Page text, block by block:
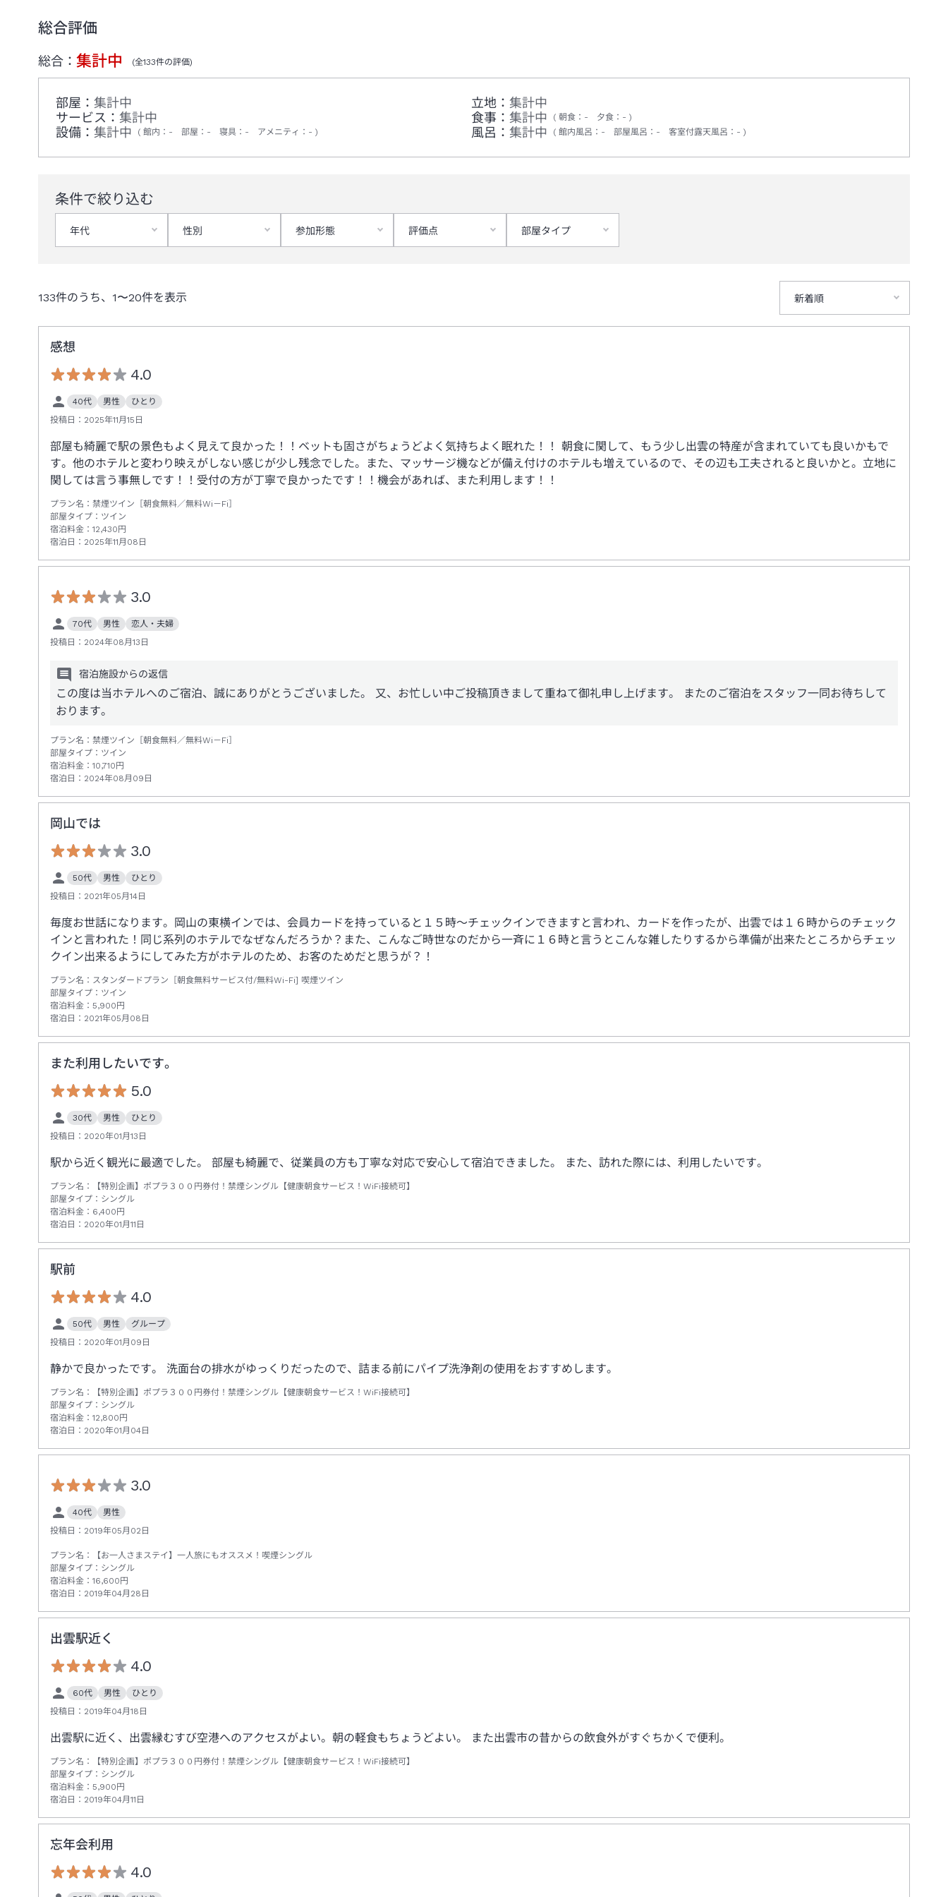
総合評価
総合： 集計中 (全133件の評価)
部屋： 集計中 立地： 集計中
サービス： 集計中 食事： 集計中 朝食 ： - 夕食 ： -
設備： 集計中 館内 ： - 部屋 ： - 寝具 ： - アメニティ ： - 風呂： 集計中 館内風呂 ： - 部屋風呂 ： - 客室付露天風呂 ： -
条件で絞り込む
年代 性別 参加形態 評価点 部屋タイプ
133件のうち、 1〜20件を表示 新着順
感想
4.0
40代 男性
ひとり
投稿日： 2025年11月15日
部屋も綺麗で駅の景色もよく見えて良かった！！ベットも固さがちょうどよく気持ちよく眠れた！！ 朝食に関して、もう少し出雲の特産が含まれていても良いかもで
す。他のホテルと変わり映えがしない感じが少し残念でした。また、マッサージ機などが備え付けのホテルも増えているので、その辺も工夫されると良いかと。立地に
関しては言う事無しです！！受付の方が丁寧で良かったです！！機会があれば、また利用します！！
プラン名： 禁煙ツイン［朝食無料／無料Wi－Fi］
部屋タイプ： ツイン
宿泊料金： 12,430円
宿泊日： 2025年11月08日
3.0
70代 男性
恋人・夫婦
投稿日： 2024年08月13日
宿泊施設からの返信
この度は当ホテルへのご宿泊、誠にありがとうございました。 又、お忙しい中ご投稿頂きまして重ねて御礼申し上げます。 またのご宿泊をスタッフ一同お待ちして
おります。
プラン名： 禁煙ツイン［朝食無料／無料Wi－Fi］
部屋タイプ： ツイン
宿泊料金： 10,710円
宿泊日： 2024年08月09日
岡山では
3.0
50代 男性
ひとり
投稿日： 2021年05月14日
毎度お世話になります。岡山の東横インでは、会員カードを持っていると１５時～チェックインできますと言われ、カードを作ったが、出雲では１６時からのチェック
インと言われた！同じ系列のホテルでなぜなんだろうか？また、こんなご時世なのだから一斉に１６時と言うとこんな雑したりするから準備が出来たところからチェッ
クイン出来るようにしてみた方がホテルのため、お客のためだと思うが？！
プラン名： スタンダードプラン［朝食無料サービス付/無料Wi-Fi] 喫煙ツイン
部屋タイプ： ツイン
宿泊料金： 5,900円
宿泊日： 2021年05月08日
また利用したいです。
5.0
30代 男性
ひとり
投稿日： 2020年01月13日
駅から近く観光に最適でした。 部屋も綺麗で、従業員の方も丁寧な対応で安心して宿泊できました。 また、訪れた際には、利用したいです。
プラン名：
【特別企画】ポプラ３００円券付！禁煙シングル【健康朝食サービス！WiFi接続可】
部屋タイプ： シングル
宿泊料金： 6,400円
宿泊日： 2020年01月11日
駅前
4.0
50代 男性
グループ
投稿日： 2020年01月09日
静かで良かったです。 洗面台の排水がゆっくりだったので、詰まる前にパイプ洗浄剤の使用をおすすめします。
プラン名：
【特別企画】ポプラ３００円券付！禁煙シングル【健康朝食サービス！WiFi接続可】
部屋タイプ： シングル
宿泊料金： 12,800円
宿泊日： 2020年01月04日
3.0
40代
男性
投稿日： 2019年05月02日
プラン名：
【お一人さまステイ】一人旅にもオススメ！喫煙シングル
部屋タイプ： シングル
宿泊料金： 16,600円
宿泊日： 2019年04月28日
出雲駅近く
4.0
60代 男性
ひとり
投稿日： 2019年04月18日
出雲駅に近く、出雲縁むすび空港へのアクセスがよい。朝の軽食もちょうどよい。 また出雲市の昔からの飲食外がすぐちかくで便利。
プラン名：
【特別企画】ポプラ３００円券付！禁煙シングル【健康朝食サービス！WiFi接続可】
部屋タイプ： シングル
宿泊料金： 5,900円
宿泊日： 2019年04月11日
忘年会利用
4.0